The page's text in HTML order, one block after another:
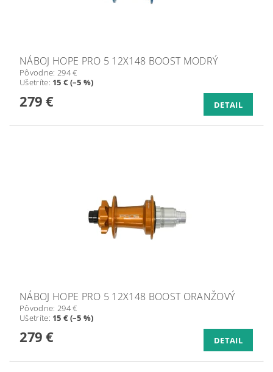
NÁBOJ HOPE PRO 5 12X148 BOOST MODRÝ
Pôvodne: 294 €
Ušetríte: 15 € (–5 %)
279 € DETAIL
NÁBOJ HOPE PRO 5 12X148 BOOST ORANŽOVÝ
Pôvodne: 294 €
Ušetríte: 15 € (–5 %)
279 € DETAIL